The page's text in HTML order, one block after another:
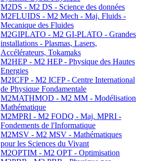
M2DS - M2 DS - Science des données
M2FLUIDS - M2 Mech - Maj. Fluids -
Mecanique des Fluides
M2GIPLATO - M2 GI-PLATO - Grandes
installations - Plasmas, Lasers,
Accélérateurs, Tokamaks
M2HEP - M2 HEP - Physique des Hautes
Energies
M2ICFP - M2 ICFP - Centre International
de Physique Fondamentale
M2MATHMOD - M2 MM - Modélisation
Mathématique
M2MPRI - M2 FODQ - Maj. MPRI -
Fondements de l'Informatique
M2MSV - M2 MSV - Mathématiques
pour les Sciences du Vivant
M2OPTIM - M2 OPT - Optimisation